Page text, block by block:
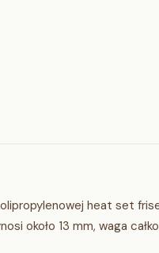
heat set
około 13 mm, waga